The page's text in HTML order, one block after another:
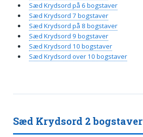
Sæd Krydsord 2 bogstaver
Sæd Krydsord på 6 bogstaver
Sæd Krydsord 7 bogstaver
Sæd Krydsord på 8 bogstaver
Sæd Krydsord 9 bogstaver
Sæd Krydsord 10 bogstaver
Sæd Krydsord over 10 bogstaver